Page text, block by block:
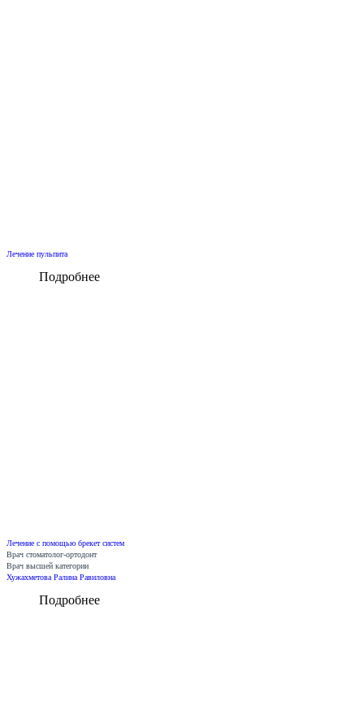
Лечение пульпита
Подробнее
Лечение с помощью брекет систем
Врач стоматолог-ортодонт
Врач высшей категории
Хужахметова Ралина Равиловна
Подробнее